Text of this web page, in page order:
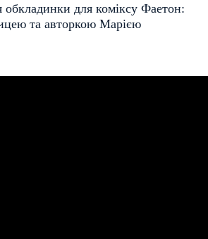
обкладинки для коміксу Фаетон:
та авторкою Марією